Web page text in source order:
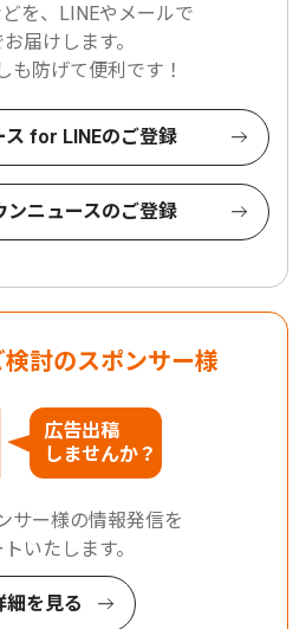
を、LINEやメールで
届けします。
も防げて便利です！
ス for LINEのご登録
ンニュースのご登録
討のスポンサー様
広告出稿
しませんか？
サー様の情報発信を
いたします。
細を見る